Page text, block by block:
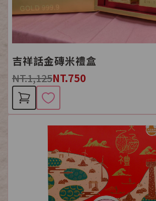
吉祥話金磚米禮盒
NT.1,125NT.750